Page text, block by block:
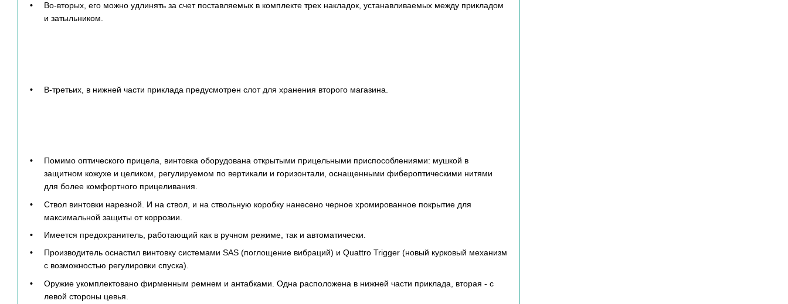
Во-вторых, его можно удлинять за счет поставляемых в комплекте трех накладок, устанавливаемых между прикладом
и затыльником.
В-третьих, в нижней части приклада предусмотрен слот для хранения второго магазина.
Помимо оптического прицела, винтовка оборудована открытыми прицельными приспособлениями: мушкой в
защитном кожухе и целиком, регулируемом по вертикали и горизонтали, оснащенными фибероптическими нитями
для более комфортного прицеливания.
Ствол винтовки нарезной. И на ствол, и на ствольную коробку нанесено черное хромированное покрытие для
максимальной защиты от коррозии.
Имеется предохранитель, работающий как в ручном режиме, так и автоматически.
Производитель оснастил винтовку системами SAS (поглощение вибраций) и Quattro Trigger (новый курковый механизм
с возможностью регулировки спуска).
Оружие укомплектовано фирменным ремнем и антабками. Одна расположена в нижней части приклада, вторая - с
левой стороны цевья.